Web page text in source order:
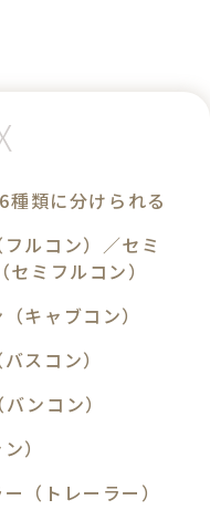
種類に分けられる
ルコン）／セミ
ミフルコン）
キャブコン）
スコン）
ンコン）
）
（トレーラー）